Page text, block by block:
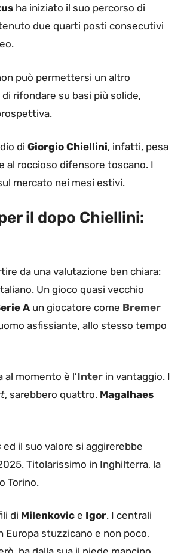
ha iniziato il suo percorso di
due quarti posti consecutivi
può permettersi un altro
rifondare su basi più solide,
di Giorgio Chiellini, infatti, pesa
al roccioso difensore toscano. I
mercato nei mesi estivi.
il dopo Chiellini:
da una valutazione ben chiara:
Un gioco quasi vecchio
A un giocatore come Bremer
asfissiante, allo stesso tempo
momento è l’Inter in vantaggio. I
, sarebbero quattro. Magalhaes
ed il suo valore si aggirerebbe
Titolarissimo in Inghilterra, la
Torino.
di Milenkovic e Igor. I centrali
Europa stuzzicano e non poco,